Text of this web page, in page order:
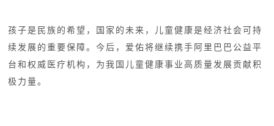
孩子是民族的希望，国家的未来，儿童健康是经济社会可持
续发展的重要保障。今后，爱佑将继续携手阿里巴巴公益平
台和权威医疗机构，为我国儿童健康事业高质量发展贡献积
极力量。